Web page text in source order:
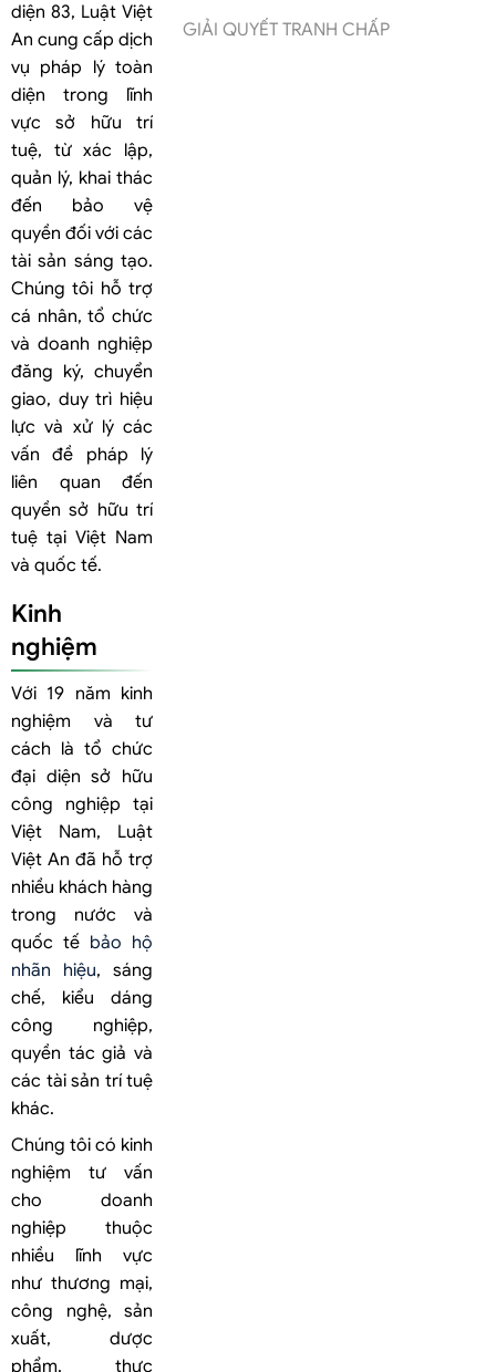
diện 83, Luật Việt
An cung cấp dịch
vụ pháp lý toàn
diện trong lĩnh
vực sở hữu trí
tuệ, từ xác lập,
quản lý, khai thác
đến bảo vệ
quyền đối với các
tài sản sáng tạo.
Chúng tôi hỗ trợ
cá nhân, tổ chức
và doanh nghiệp
đăng ký, chuyển
giao, duy trì hiệu
lực và xử lý các
vấn đề pháp lý
liên quan đến
quyền sở hữu trí
tuệ tại Việt Nam
và quốc tế.
Kinh
nghiệm
Với 19 năm kinh
nghiệm và tư
cách là tổ chức
đại diện sở hữu
công nghiệp tại
Việt Nam, Luật
Việt An đã hỗ trợ
nhiều khách hàng
trong nước và
quốc tế bảo hộ
nhãn hiệu, sáng
chế, kiểu dáng
công nghiệp,
quyền tác giả và
các tài sản trí tuệ
khác.
Chúng tôi có kinh
nghiệm tư vấn
cho doanh
nghiệp thuộc
nhiều lĩnh vực
như thương mại,
công nghệ, sản
xuất, dược
phẩm, thực
GIẢI QUYẾT TRANH CHẤP